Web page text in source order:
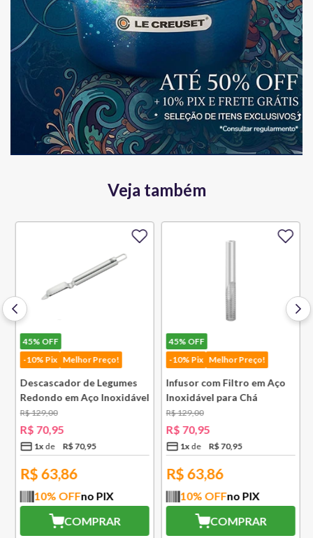
Veja também
45%OFF
-10% Pix
Melhor Preço!
Descascador de Legumes
Redondo em Aço Inoxidável
131 mm Bsf
R$129,00
R$ 70,95
1x R$ 70,95
R$ 63,86
10% OFFno PIX
COMPRAR
45%OFF
-10% Pix
Melhor Preço!
Infusor com Filtro em Aço
Inoxidável para Chá
Lausanne Bsf
R$129,00
R$ 70,95
1x R$ 70,95
R$ 63,86
10% OFFno PIX
COMPRAR